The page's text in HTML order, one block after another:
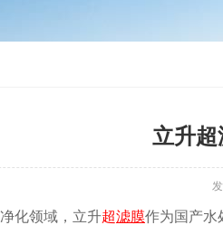
立升超
化领域，立升超滤膜作为国产水